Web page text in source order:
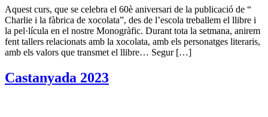
Aquest curs, que se celebra el 60è aniversari de la publicació de “
Charlie i la fàbrica de xocolata”, des de l’escola treballem el llibre i
la pel·lícula en el nostre Monogràfic. Durant tota la setmana, anirem
fent tallers relacionats amb la xocolata, amb els personatges literaris,
amb els valors que transmet el llibre… Segur […]
Castanyada 2023